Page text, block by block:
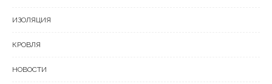
ИЗОЛЯЦИЯ
КРОВЛЯ
НОВОСТИ